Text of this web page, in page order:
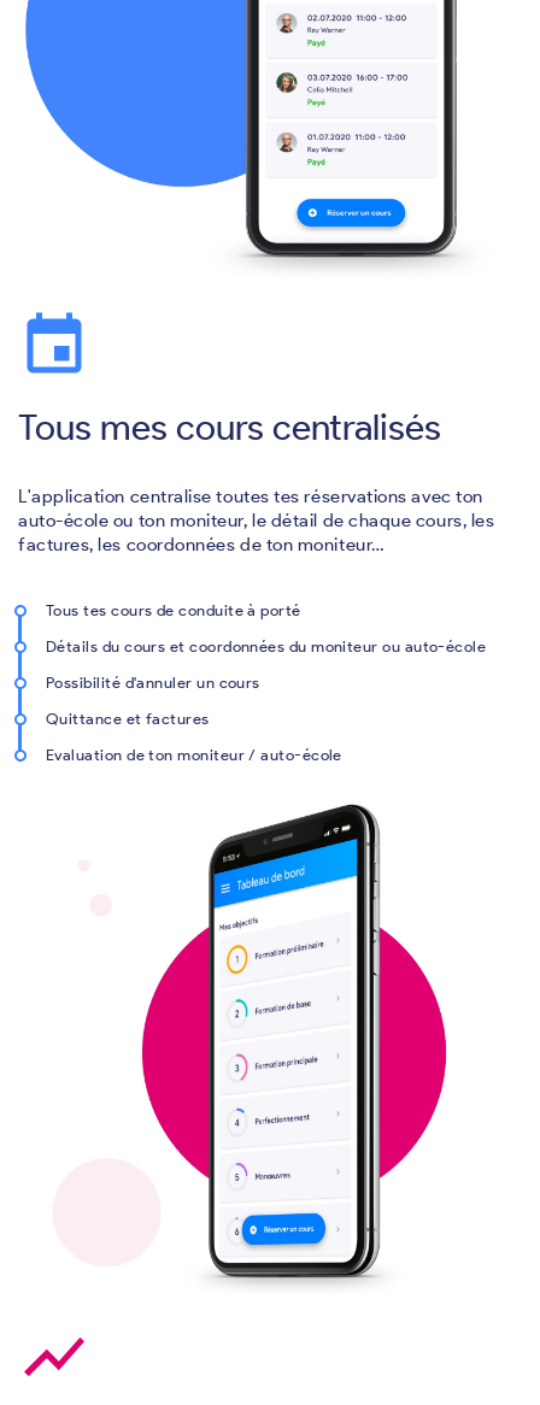
event
Tous mes cours centralisés
L'application centralise toutes tes réservations avec ton
auto-école ou ton moniteur, le détail de chaque cours, les
factures, les coordonnées de ton moniteur…
Tous tes cours de conduite à porté
Détails du cours et coordonnées du moniteur ou auto-école
Possibilité d'annuler un cours
Quittance et factures
Evaluation de ton moniteur / auto-école
show_chart